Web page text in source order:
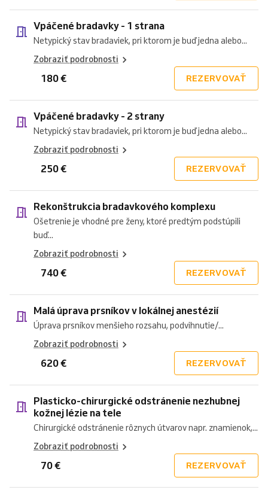
Vpáčené bradavky - 1 strana
Netypický stav bradaviek, pri ktorom je buď jedna alebo...
Zobraziť podrobnosti
180 € REZERVOVAŤ
Vpáčené bradavky - 2 strany
Netypický stav bradaviek, pri ktorom je buď jedna alebo...
Zobraziť podrobnosti
250 € REZERVOVAŤ
Rekonštrukcia bradavkového komplexu
Ošetrenie je vhodné pre ženy, ktoré predtým podstúpili
buď...
Zobraziť podrobnosti
740 € REZERVOVAŤ
Malá úprava prsníkov v lokálnej anestézií
Úprava prsníkov menšieho rozsahu, podvihnutie/...
Zobraziť podrobnosti
620 € REZERVOVAŤ
Plasticko-chirurgické odstránenie nezhubnej
kožnej lézie na tele
Chirurgické odstránenie rôznych útvarov napr. znamienok,...
Zobraziť podrobnosti
70 € REZERVOVAŤ